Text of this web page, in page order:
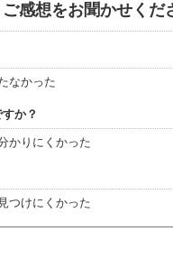
感想をお聞かせくだ
なかった
か？
かりにくかった
見つけにくかった